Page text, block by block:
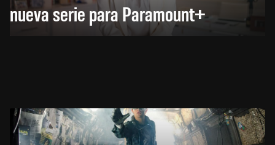
nueva serie para Paramount+